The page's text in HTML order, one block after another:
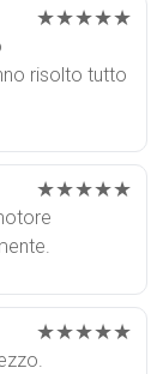
★★★★★
risolto tutto
★★★★★
★★★★★